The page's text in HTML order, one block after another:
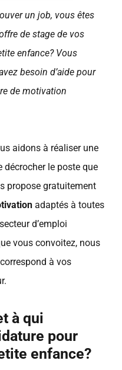
un job, vous êtes
de stage de vos
enfance? Vous
besoin d’aide pour
de motivation
aidons à réaliser une
le poste que
propose gratuitement
adaptés à toutes
d’emploi
vous convoitez, nous
à vos
à qui
pour
enfance?